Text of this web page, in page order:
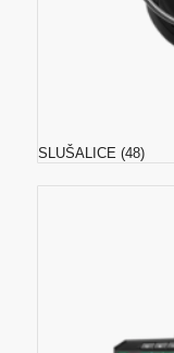
SLUŠALICE (48)